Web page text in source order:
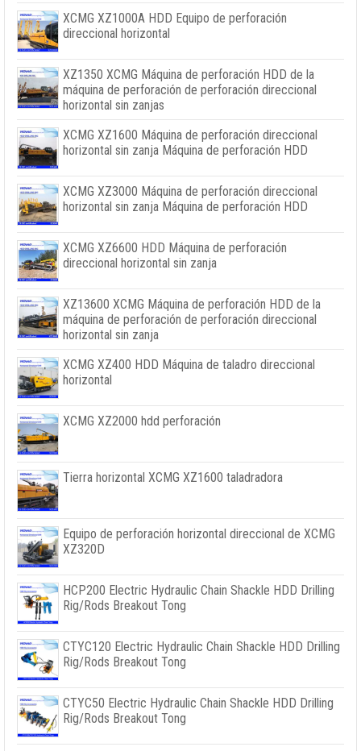
XCMG XZ1000A HDD Equipo de perforación
direccional horizontal
XZ1350 XCMG Máquina de perforación HDD de la
máquina de perforación de perforación direccional
horizontal sin zanjas
XCMG XZ1600 Máquina de perforación direccional
horizontal sin zanja Máquina de perforación HDD
XCMG XZ3000 Máquina de perforación direccional
horizontal sin zanja Máquina de perforación HDD
XCMG XZ6600 HDD Máquina de perforación
direccional horizontal sin zanja
XZ13600 XCMG Máquina de perforación HDD de la
máquina de perforación de perforación direccional
horizontal sin zanja
XCMG XZ400 HDD Máquina de taladro direccional
horizontal
XCMG XZ2000 hdd perforación
Tierra horizontal XCMG XZ1600 taladradora
Equipo de perforación horizontal direccional de XCMG
XZ320D
HCP200 Electric Hydraulic Chain Shackle HDD Drilling
Rig/Rods Breakout Tong
CTYC120 Electric Hydraulic Chain Shackle HDD Drilling
Rig/Rods Breakout Tong
CTYC50 Electric Hydraulic Chain Shackle HDD Drilling
Rig/Rods Breakout Tong